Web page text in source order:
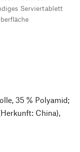
Serviertablett
35 % Polyamid;
China),